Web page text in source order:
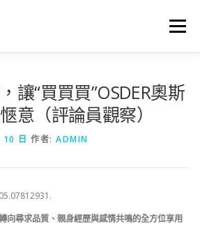
選單
讓“買買買”OSDER奧斯
意（評論員觀察）
日 作者: ADMIN
向尋求品質、親身經歷與感情共鳴的全方位享用